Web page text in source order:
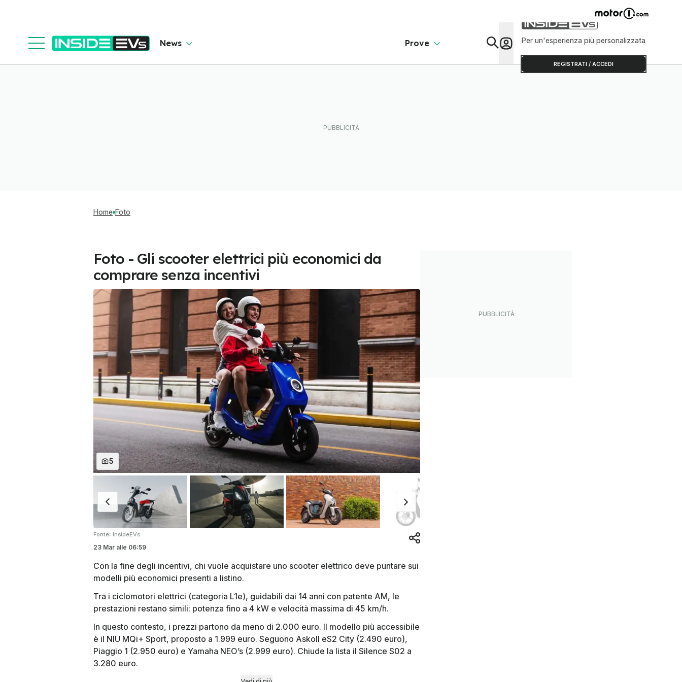
News Prove Per un'esperienza più personalizzata
REGISTRATI / ACCEDI
Home Foto
Foto - Gli scooter elettrici più economici da
comprare senza incentivi
5
Fonte: InsideEVs
23 Mar alle 06:59
Con la fine degli incentivi, chi vuole acquistare uno scooter elettrico deve puntare sui
modelli più economici presenti a listino.
Tra i ciclomotori elettrici (categoria L1e), guidabili dai 14 anni con patente AM, le
prestazioni restano simili: potenza fino a 4 kW e velocità massima di 45 km/h.
In questo contesto, i prezzi partono da meno di 2.000 euro. Il modello più accessibile
è il NIU MQi+ Sport, proposto a 1.999 euro. Seguono Askoll eS2 City (2.490 euro),
Piaggio 1 (2.950 euro) e Yamaha NEO’s (2.999 euro). Chiude la lista il Silence S02 a
3.280 euro.